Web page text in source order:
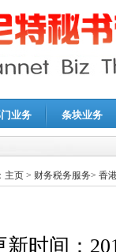
业务 条块业务
主页 > 财务税务服务> 香
新时间：